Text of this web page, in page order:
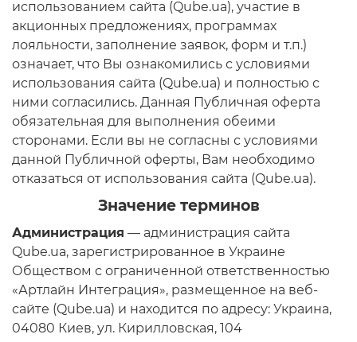
8
Серия процессора
AMD Ryzen™ 5
AMD Ryzen™ 7
Intel® Core™ i3
Объем оперативной памяти
8GB
16GB
32GB
Частота обновления
75Hz
144Hz
Дополнительный опционал/возможности
Flicker-free Mode
Low Blue Light Mode
FreeSync™ technology
G-SYNC™ Compatible
Матрица Premium качества
использованием сайта (Qube.ua), участие в
акционных предложениях, программах
лояльности, заполнение заявок, форм и т.п.)
означает, что Вы ознакомились с условиями
использования сайта (Qube.ua) и полностью с
ними согласились. Данная Публичная оферта
обязательная для выполнения обеими
сторонами. Если вы не согласны с условиями
данной Публичной оферты, Вам необходимо
отказаться от использования сайта (Qube.ua).
Значение терминов
Администрация — администрация сайта
Qube.ua, зарегистрированное в Украине
Обществом с ограниченной ответственностью
«Артлайн Интеграция», размещенное на веб-
сайте (Qube.ua) и находится по адресу: Украина,
04080 Киев, ул. Кирилловская, 104